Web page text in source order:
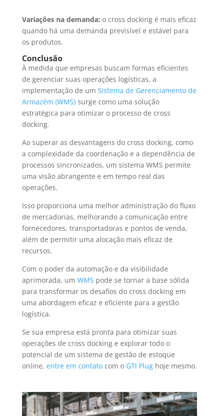
Variações na demanda: o cross docking é mais eficaz
quando há uma demanda previsível e estável para
os produtos.
Conclusão
À medida que empresas buscam formas eficientes
de gerenciar suas operações logísticas, a
implementação de um Sistema de Gerenciamento de
Armazém (WMS)surge como uma solução
estratégica para otimizar o processo de cross
docking.
Ao superar as desvantagens do cross docking, como
a complexidade da coordenação e a dependência de
processos sincronizados, um sistema WMS permite
uma visão abrangente e em tempo real das
operações.
Isso proporciona uma melhor administração do fluxo
de mercadorias, melhorando a comunicação entre
fornecedores, transportadoras e pontos de venda,
além de permitir uma alocação mais eficaz de
recursos.
Com o poder da automação e da visibilidade
aprimorada, um WMS pode se tornar a base sólida
para transformar os desafios do cross docking em
uma abordagem eficaz e eficiente para a gestão
logística.
Se sua empresa está pronta para otimizar suas
operações de cross docking e explorar todo o
potencial de um sistema de gestão de estoque
online, entre em contatocom o GTI Plughoje mesmo.